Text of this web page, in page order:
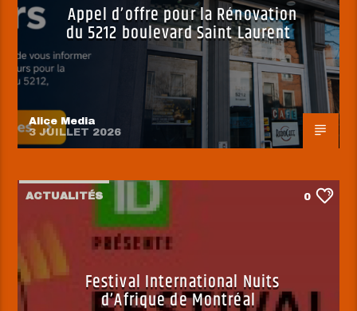
Appel d’offre pour la Rénovation
du 5212 boulevard Saint Laurent
Alice Media
3 JUILLET 2026
ACTUALITÉS 0
Festival International Nuits
d’Afrique de Montréal